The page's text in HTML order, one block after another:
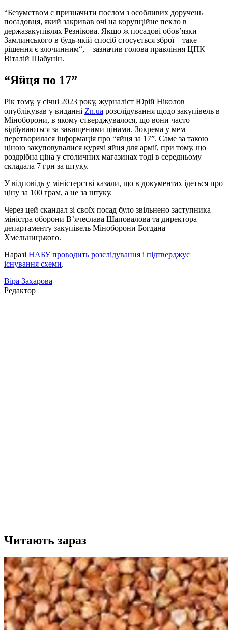
“Безумством є призначити послом з особливих доручень
посадовця, який закривав очі на корупційне пекло в
держазакупівлях Резнікова. Якщо ж посадові обовʼязки
Замлинського в будь-якій спосіб стосується зброї – таке
рішення є злочинним“, – зазначив голова правління ЦПК
Віталій Шабунін.
“Яйця по 17”
Рік тому, у січні 2023 року, журналіст Юрій Ніколов
опублікував у виданні Zn.ua розслідування щодо закупівель в
Міноборони, в якому стверджувалося, що вони часто
відбуваються за завищеними цінами. Зокрема у мем
перетворилася інформація про “яйця за 17”. Саме за такою
ціною закуповувалися курячі яйця для армії, при тому, що
роздрібна ціна у столичних магазинах тоді в середньому
складала 7 грн за штуку.
У відповідь у міністерстві казали, що в документах ідеться про
ціну за 100 грам, а не за штуку.
Через цей скандал зі своїх посад було звільнено заступника
міністра оборони В’ячеслава Шаповалова та директора
департаменту закупівель Міноборони Богдана
Хмельницького.
Наразі НАБУ проводить розслідування і підтверджує
існування схеми.
Віра Захарова
Редактор
Читають зараз